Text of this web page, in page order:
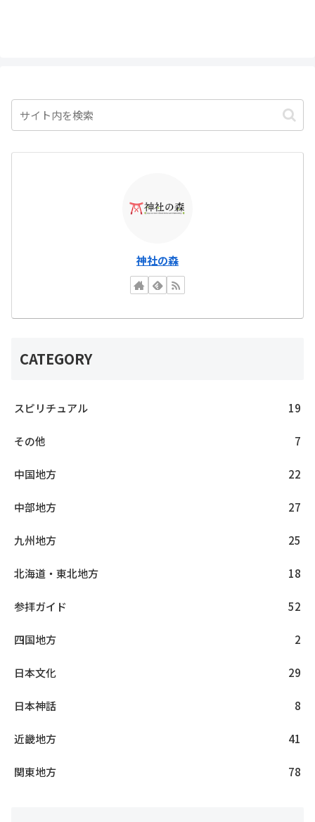
神社の森
CATEGORY
スピリチュアル 19
その他 7
中国地方 22
中部地方 27
九州地方 25
北海道・東北地方 18
参拝ガイド 52
四国地方 2
日本文化 29
日本神話 8
近畿地方 41
関東地方 78